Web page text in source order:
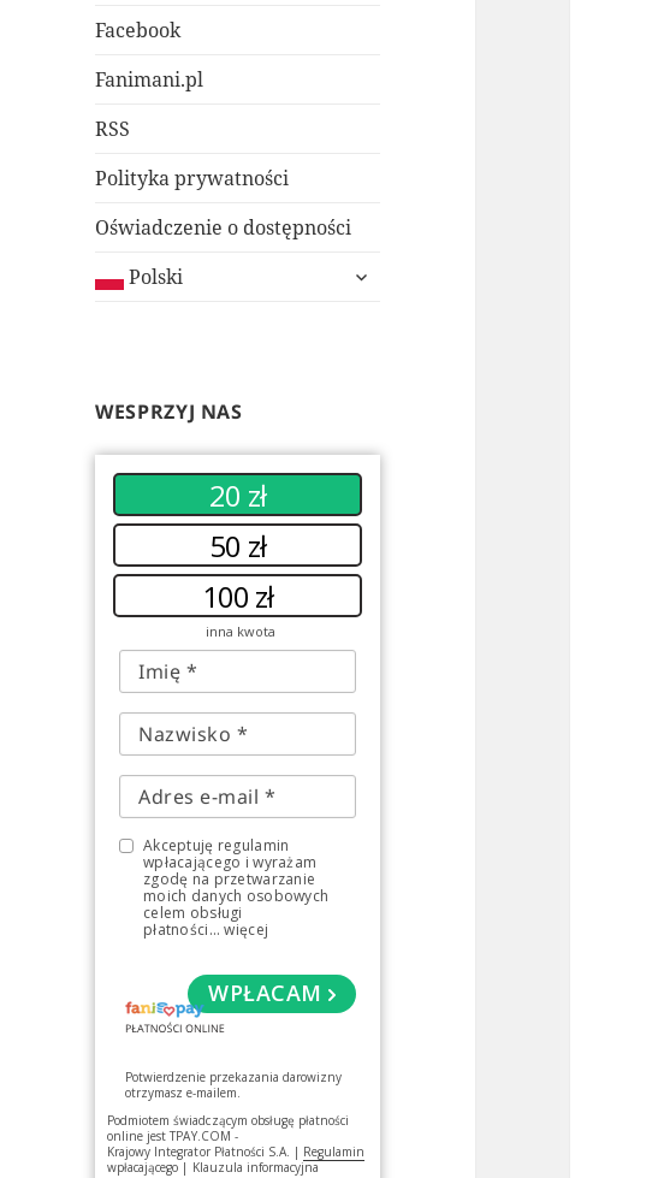
Facebook
Fanimani.pl
RSS
Polityka prywatności
Oświadczenie o dostępności
Polski
rozwiń
WESPRZYJ NAS
20 zł
50 zł
100 zł
inna kwota
Akceptuję regulamin
wpłacającego i wyrażam
zgodę na przetwarzanie
moich danych osobowych
celem obsługi
płatności... więcej
WPŁACAM
Potwierdzenie przekazania darowizny
otrzymasz e-mailem.
Podmiotem świadczącym obsługę płatności
online jestTPAY.COM -
Krajowy Integrator Płatności S.A. | Regulamin
wpłacającego | Klauzula informacyjna